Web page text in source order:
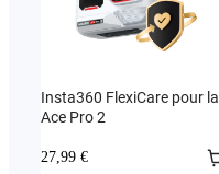
Insta360 FlexiCare pour la
Ace Pro 2
27,99 €